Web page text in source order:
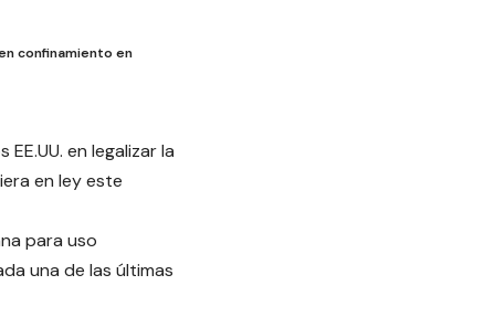
confinamiento en
en legalizar la
en ley este
para uso
una de las últimas